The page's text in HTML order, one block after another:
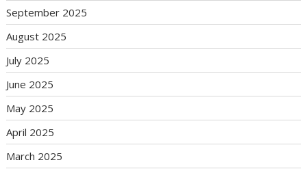
September 2025
August 2025
July 2025
June 2025
May 2025
April 2025
March 2025